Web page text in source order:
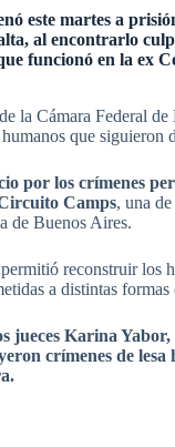
este martes a
al encontrarlo
funcionó en la ex
la Cámara Federal
que siguieron
por los crímenes
Camps, una
de Buenos Aires.
reconstruir los
a distintas
jueces Karina
crímenes de